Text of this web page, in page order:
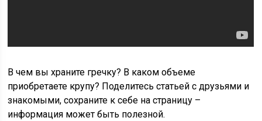
В чем вы храните гречку? В каком объеме
приобретаете крупу? Поделитесь статьей с друзьями и
знакомыми, сохраните к себе на страницу –
информация может быть полезной.